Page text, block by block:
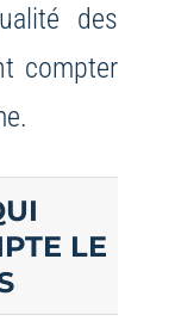
des
compter
LE